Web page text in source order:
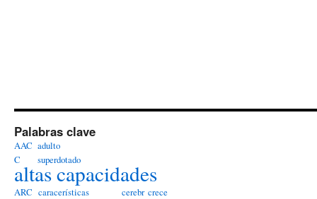
Palabras clave
AAC
C
adulto
superdotado
altas capacidades
ARC caracerísticas
cerebr crece